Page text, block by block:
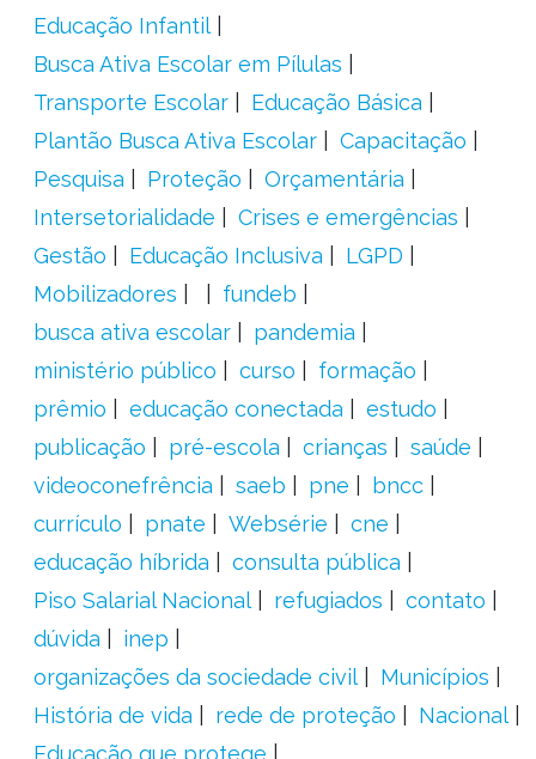
Educação Infantil
Busca Ativa Escolar em Pílulas
Transporte Escolar
Educação Básica
Plantão Busca Ativa Escolar
Capacitação
Pesquisa
Proteção
Orçamentária
Intersetorialidade
Crises e emergências
Gestão
Educação Inclusiva
LGPD
Mobilizadores
fundeb
busca ativa escolar
pandemia
ministério público
curso
formação
prêmio
educação conectada
estudo
publicação
pré-escola crianças
saúde
videoconefrência
saeb pne
bncc
currículo
pnate Websérie
cne
educação híbrida
consulta pública
Piso Salarial Nacional
refugiados
contato
dúvida
inep
organizações da sociedade civil
Municípios
História de vida
rede de proteção
Nacional
Educação que protege